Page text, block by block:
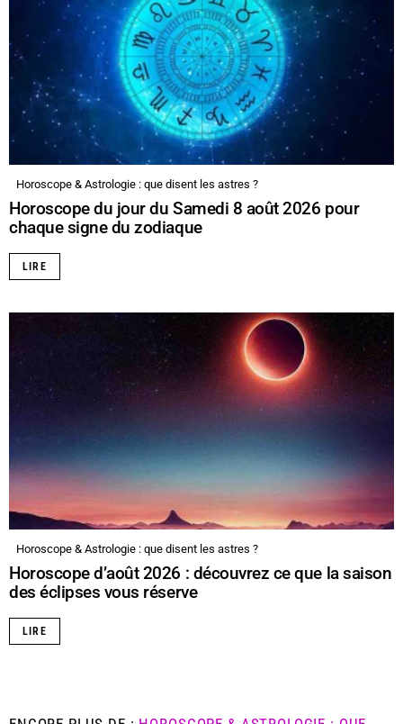
Horoscope & Astrologie : que disent les astres ?
Horoscope du jour du Samedi 8 août 2026 pour
chaque signe du zodiaque
LIRE
Horoscope & Astrologie : que disent les astres ?
Horoscope d’août 2026 : découvrez ce que la saison
des éclipses vous réserve
LIRE